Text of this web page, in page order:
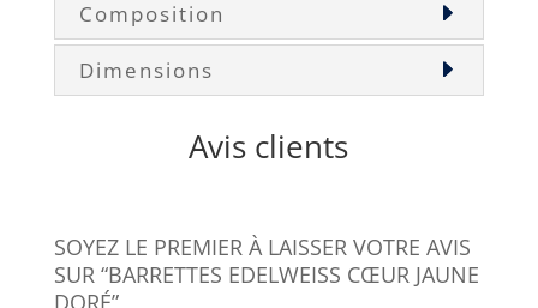
cœur
jaune
doré
Composition
Dimensions
Avis clients
SOYEZ LE PREMIER À LAISSER VOTRE AVIS
SUR “BARRETTES EDELWEISS CŒUR JAUNE